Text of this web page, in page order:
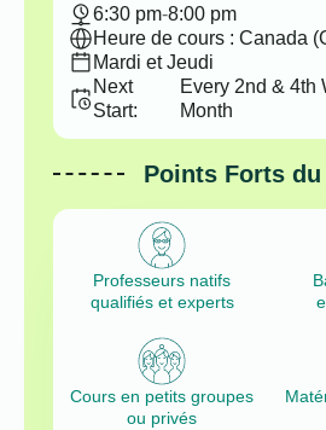
6:30 pm-8:00 pm
Heure de cours : Canada
Mardi et Jeudi
Next
Start:
Every 2nd & 4th
Month
Points Forts
Professeurs natifs
qualifiés et experts
Cours en petits groupes
ou privés